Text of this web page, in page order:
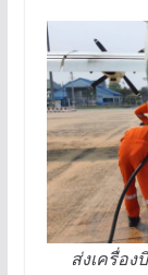
ส่งเครื่อ